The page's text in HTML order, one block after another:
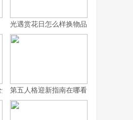
光遇赏花日怎么样换物品
解析第五人格迎新指南在哪看